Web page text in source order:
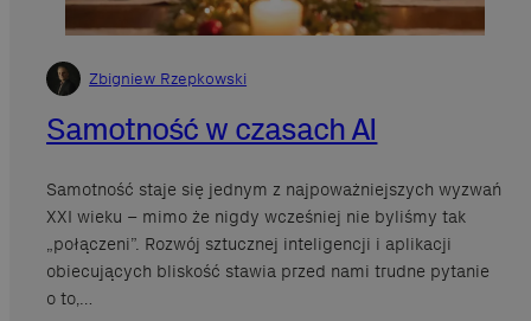
Zbigniew Rzepkowski
Samotność w czasach AI
Samotność staje się jednym z najpoważniejszych wyzwań
XXI wieku – mimo że nigdy wcześniej nie byliśmy tak
„połączeni”. Rozwój sztucznej inteligencji i aplikacji
obiecujących bliskość stawia przed nami trudne pytanie
o to,…